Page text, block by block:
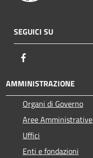
SEGUICI SU
AMMINISTRAZIONE
Organi di Governo
Aree Amministrative
Uffici
Enti e fondazioni